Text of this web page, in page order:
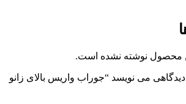
محصول نوشته نشده است.
می نویسد “جوراب واریس بالای زانو